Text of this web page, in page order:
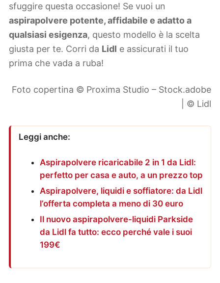
sfuggire questa occasione! Se vuoi un
aspirapolvere potente, affidabile e adatto a
qualsiasi esigenza, questo modello è la scelta
giusta per te. Corri da Lidl e assicurati il tuo
prima che vada a ruba!
Foto copertina © Proxima Studio – Stock.adobe
| © Lidl
Leggi anche:
Aspirapolvere ricaricabile 2 in 1 da Lidl:
perfetto per casa e auto, a un prezzo top
Aspirapolvere, liquidi e soffiatore: da Lidl
l’offerta completa a meno di 30 euro
Il nuovo aspirapolvere-liquidi Parkside
da Lidl fa tutto: ecco perché vale i suoi
199€